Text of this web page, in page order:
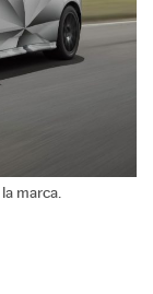
marca.